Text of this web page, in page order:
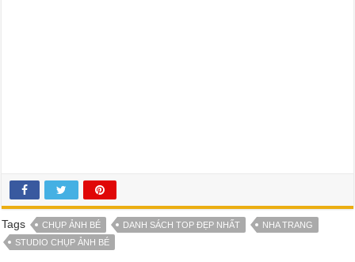
Tags CHỤP ẢNH BÉ DANH SÁCH TOP ĐẸP NHẤT
NHA TRANG
STUDIO CHỤP ẢNH BÉ